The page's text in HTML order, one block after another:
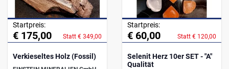
Startpreis:
€ 175,00 Statt € 349,00
Verkieseltes Holz (Fossil)
Startpreis:
€ 60,00 Statt € 120,00
Selenit Herz 10er SET - "A"
Qualität